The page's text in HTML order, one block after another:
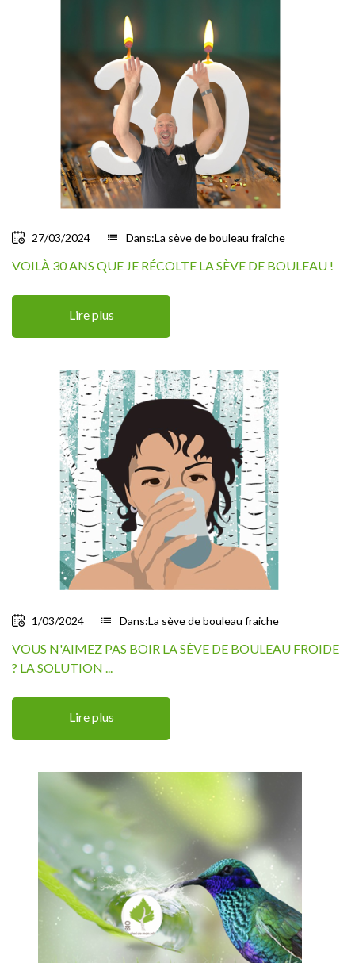
27/03/2024 list Dans:La sève de bouleau fraiche
VOILÀ 30 ANS QUE JE RÉCOLTE LA SÈVE DE BOULEAU !
Lire plus
1/03/2024 list Dans:La sève de bouleau fraiche
VOUS N'AIMEZ PAS BOIR LA SÈVE DE BOULEAU FROIDE
? LA SOLUTION ...
Lire plus